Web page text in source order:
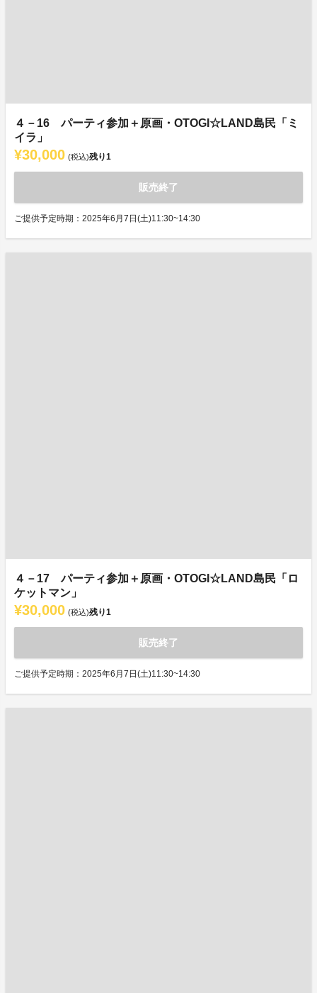
４－16 パーティ参加＋原画・OTOGI☆LAND島民「ミ
イラ」
¥30,000 (税込)残り1
販売終了
ご提供予定時期：2025年6月7日(土)11:30~14:30
４－17 パーティ参加＋原画・OTOGI☆LAND島民「ロ
ケットマン」
¥30,000 (税込)残り1
販売終了
ご提供予定時期：2025年6月7日(土)11:30~14:30